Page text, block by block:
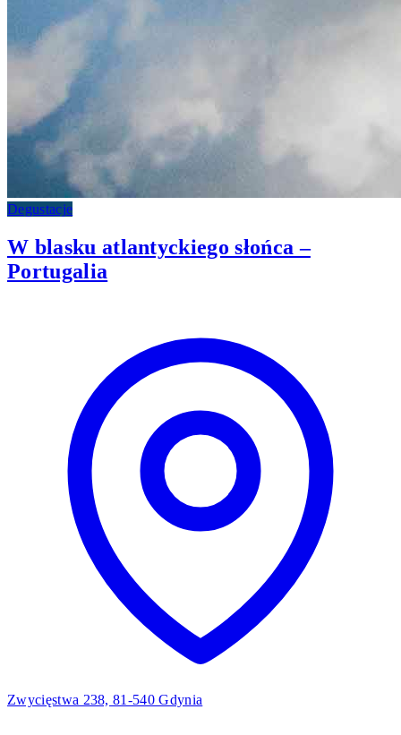
Degustacje
W blasku atlantyckiego słońca –
Portugalia
Zwycięstwa 238, 81-540 Gdynia